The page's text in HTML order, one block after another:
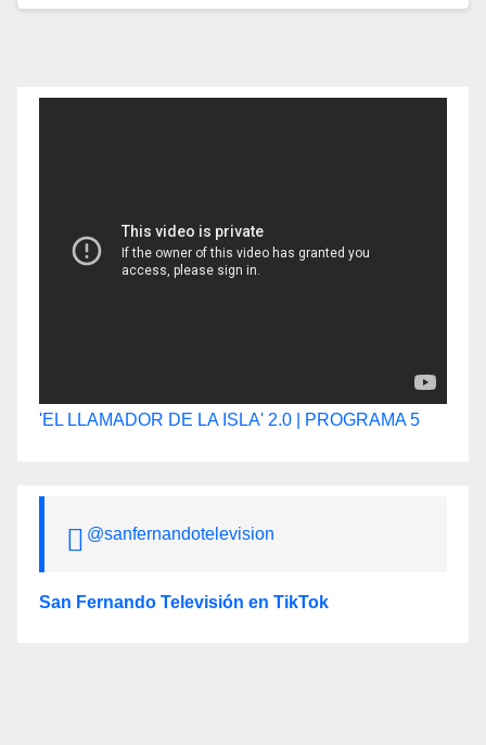
'EL LLAMADOR DE LA ISLA' 2.0 | PROGRAMA 5
@sanfernandotelevision
San Fernando Televisión en TikTok